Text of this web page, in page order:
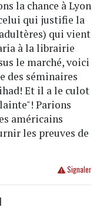
la chance à Lyon
qui justifie la
qui vient
à la librairie
le marché, voici
des séminaires
Et il a le culot
Parions
américains
les preuves de
Signaler